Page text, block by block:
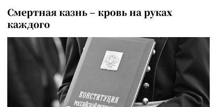
Смертная казнь – кровь на руках
каждого